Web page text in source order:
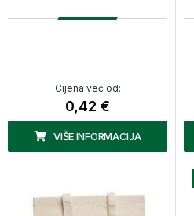
Cijena već od:
0,42 €
VIŠE INFORMACIJA